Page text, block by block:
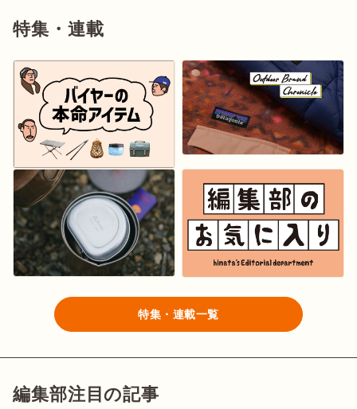
特集・連載
特集・連載一覧
編集部注目の記事